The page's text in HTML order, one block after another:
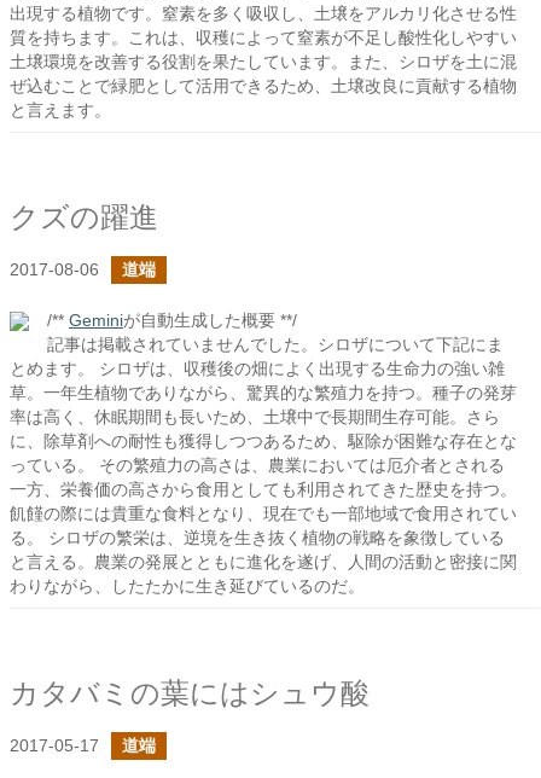
出現する植物です。窒素を多く吸収し、土壌をアルカリ化させる性
質を持ちます。これは、収穫によって窒素が不足し酸性化しやすい
土壌環境を改善する役割を果たしています。また、シロザを土に混
ぜ込むことで緑肥として活用できるため、土壌改良に貢献する植物
と言えます。
クズの躍進
2017-08-06 道端
/** Geminiが自動生成した概要 **/
記事は掲載されていませんでした。シロザについて下記にま
とめます。 シロザは、収穫後の畑によく出現する生命力の強い雑
草。一年生植物でありながら、驚異的な繁殖力を持つ。種子の発芽
率は高く、休眠期間も長いため、土壌中で長期間生存可能。さら
に、除草剤への耐性も獲得しつつあるため、駆除が困難な存在とな
っている。 その繁殖力の高さは、農業においては厄介者とされる
一方、栄養価の高さから食用としても利用されてきた歴史を持つ。
飢饉の際には貴重な食料となり、現在でも一部地域で食用されてい
る。 シロザの繁栄は、逆境を生き抜く植物の戦略を象徴している
と言える。農業の発展とともに進化を遂げ、人間の活動と密接に関
わりながら、したたかに生き延びているのだ。
カタバミの葉にはシュウ酸
2017-05-17 道端